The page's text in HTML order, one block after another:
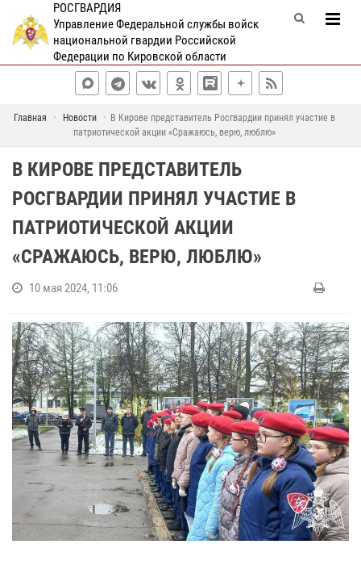
РОСГВАРДИЯ
Управление Федеральной службы войск
национальной гвардии Российской
Федерации по Кировской области
Главная Новости
В Кирове представитель Росгвардии принял участие в
патриотической акции «Сражаюсь, верю, люблю»
В КИРОВЕ ПРЕДСТАВИТЕЛЬ
РОСГВАРДИИ ПРИНЯЛ УЧАСТИЕ В
ПАТРИОТИЧЕСКОЙ АКЦИИ
«СРАЖАЮСЬ, ВЕРЮ, ЛЮБЛЮ»
10 мая 2024, 11:06